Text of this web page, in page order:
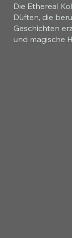
Die Ethereal
Düften, die
Geschichten
und magische